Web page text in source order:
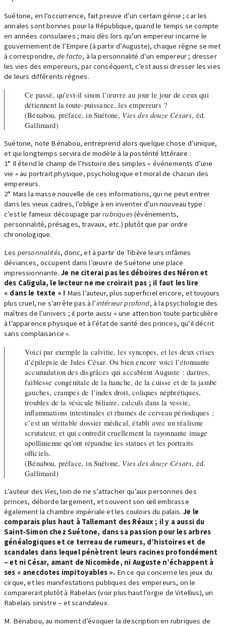
Suétone, en l’occurrence, fait preuve d’un certain génie ; car les
annales sont bonnes pour la République, quand le temps se compte
en années consulaires ; mais dès lors qu’un empereur incarne le
gouvernement de l’Empire (à partir d’Auguste), chaque règne se met
à correspondre, de facto, à la personnalité d’un empereur ; dresser
les vies des empereurs, par conséquent, c’est aussi dresser les vies
de leurs différents règnes.
Ce passé, qu’est-il sinon l’œuvre au jour le jour de ceux qui
détiennent la toute-puissance, les empereurs ?
(Bénabou, préface, in Suétone, Vies des douze Césars, éd.
Gallimard)
Suétone, note Bénabou, entreprend alors quelque chose d’unique,
et qui longtemps servira de modèle à la postérité littéraire :
1° Il étend le champ de l’histoire des simples « événements d’une
vie » au portrait physique, psychologique et moral de chacun des
empereurs.
2° Mais la masse nouvelle de ces informations, qui ne peut entrer
dans les vieux cadres, l’oblige à en inventer d’un nouveau type :
c’est le fameux découpage parrubriques(événements,
personnalité, présages, travaux, etc.) plutôt que par ordre
chronologique.
Les personnalités, donc, et à partir de Tibère leurs infâmes
déviances, occupent dans l’œuvre de Suétone une place
impressionnante.Je ne citerai pas les déboires des Néron et
des Caligula, le lecteur ne me croirait pas ; il faut les lire
« dans le texte » ! Mais l’auteur, plus superficiel encore, et toujours
plus cruel, ne s’arrête pas à l’intérieurprofond, à la psychologie des
maîtres de l’univers ; il porte aussi « une attention toute particulière
à l’apparence physique et à l’état de santé des princes, qu’il décrit
sans complaisance ».
Voici par exemple la calvitie, les syncopes, et les deux crises
d’épilepsie de Jules César. Ou bien encore voici l’étonnante
accumulation des disgrâces qui accablent Auguste : dartres,
faiblesse congénitale de la hanche, de la cuisse et de la jambe
gauches, crampes de l’index droit, coliques néphrétiques,
troubles de la vésicule biliaire, calculs dans la vessie,
inflammations intestinales et rhumes de cerveau périodiques ;
c’est un véritable dossier médical, établi avec un réalisme
scrutateur, et qui contredit cruellement la rayonnante image
apollinienne qu’ont répandue les statues et les portraits
officiels.
(Bénabou, préface, in Suétone, Vies des douze Césars, éd.
Gallimard)
L’auteur des Vies, loin de ne s’attacher qu’aux personnes des
princes, déborde largement, et souvent son œil embrasse
également la chambre impériale et les couloirs du palais.Je le
comparais plus haut à Tallemant des Réaux ; il y a aussi du
Saint-Simon chez Suétone, dans sa passion pour les arbres
généalogiques et ce terreau de rumeurs, d’histoires et de
scandales dans lequel pénètrent leurs racines profondément
– et ni César, amant de Nicomède, ni Auguste n’échappent à
ses « anecdotes impitoyables ». En ce qui concerne les jeux du
cirque, et les manifestations publiques des empereurs, on le
comparerait plutôt à Rabelais (voir plus haut l’orgie de Vitellius), un
Rabelais sinistre – et scandaleux.
M. Bénabou, au moment d’évoquer la description en rubriques de